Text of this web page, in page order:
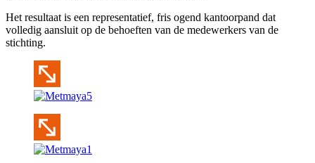
Het resultaat is een representatief, fris ogend kantoorpand dat
volledig aansluit op de behoeften van de medewerkers van de
stichting.